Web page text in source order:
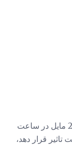
فقط یک باد با طول 2.5 مایل در ساعت
قرار دهد،